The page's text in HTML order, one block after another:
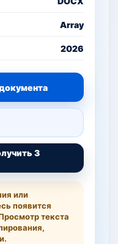
Array
2026
3
или
появится
текста